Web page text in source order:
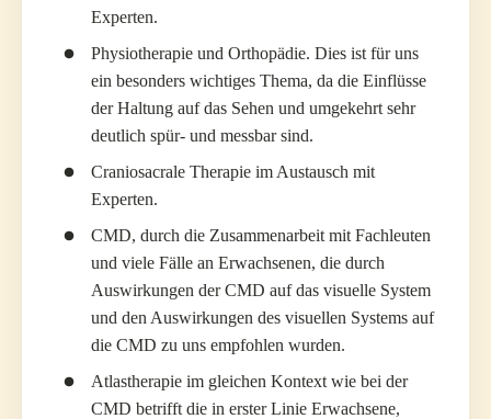
Experten.
Physiotherapie und Orthopädie. Dies ist für uns
ein besonders wichtiges Thema, da die Einflüsse
der Haltung auf das Sehen und umgekehrt sehr
deutlich spür- und messbar sind.
Craniosacrale Therapie im Austausch mit
Experten.
CMD, durch die Zusammenarbeit mit Fachleuten
und viele Fälle an Erwachsenen, die durch
Auswirkungen der CMD auf das visuelle System
und den Auswirkungen des visuellen Systems auf
die CMD zu uns empfohlen wurden.
Atlastherapie im gleichen Kontext wie bei der
CMD betrifft die in erster Linie Erwachsene,